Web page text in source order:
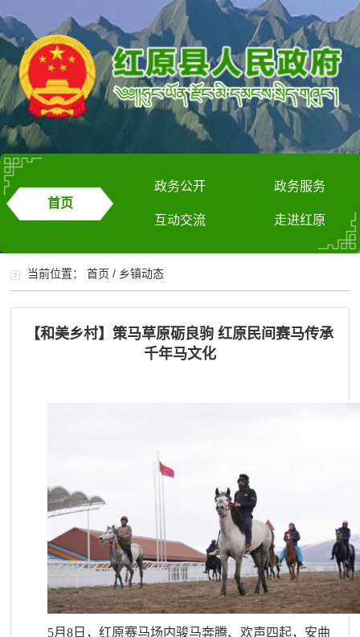
首页
政务公开 政务服务
互动交流 走进红原
当前位置：首页 / 乡镇动态
【和美乡村】策马草原砺良驹 红原民间赛马传承
千年马文化
5月8日，红原赛马场内骏马奔腾、欢声四起，安曲